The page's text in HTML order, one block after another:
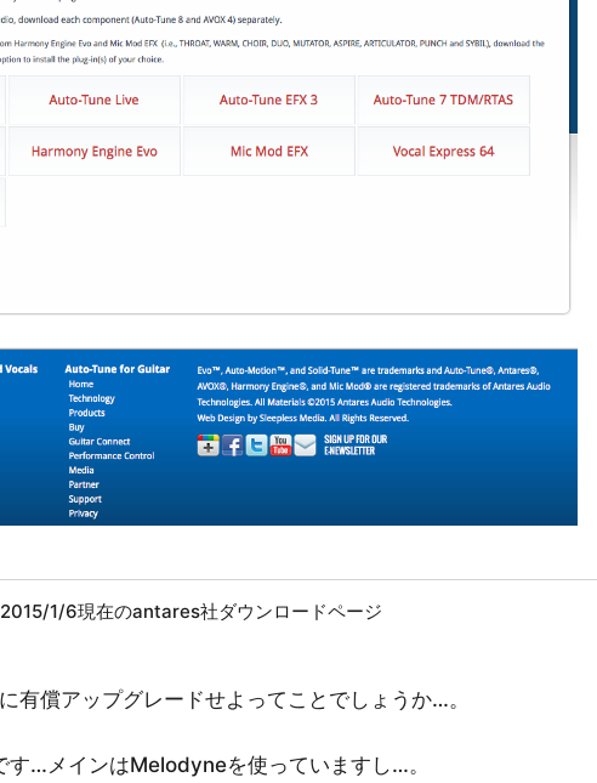
2015/1/6現在のantares社ダウンロードページ
償アップグレードせよってことでしょうか…。
す…メインはMelodyneを使っていますし…。